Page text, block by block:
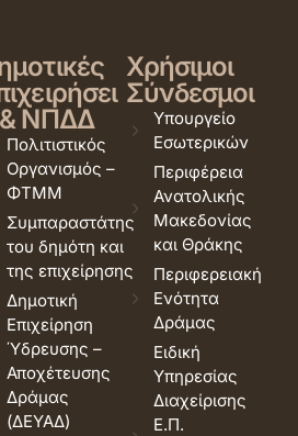
ΝΠΔΔ
Πολιτιστικός
Οργανισμός –
ΦΤΜΜ
Συμπαραστάτης
του δημότη και
της επιχείρησης
Δημοτική
Επιχείρηση
Ύδρευσης –
Αποχέτευσης
Δράμας
(ΔΕΥΑΔ)
Χρήσιμοι
Σύνδεσμοι
Υπουργείο
Εσωτερικών
Περιφέρεια
Ανατολικής
Μακεδονίας
και Θράκης
Περιφερειακή
Ενότητα
Δράμας
Ειδική
Υπηρεσίας
Διαχείρισης
Ε.Π.